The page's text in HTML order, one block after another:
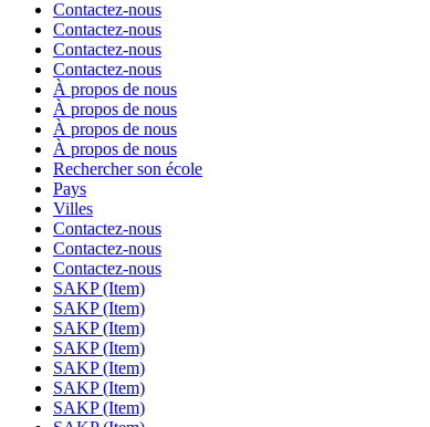
Contactez-nous
Contactez-nous
Contactez-nous
Contactez-nous
À propos de nous
À propos de nous
À propos de nous
À propos de nous
Rechercher son école
Pays
Villes
Contactez-nous
Contactez-nous
Contactez-nous
SAKP (Item)
SAKP (Item)
SAKP (Item)
SAKP (Item)
SAKP (Item)
SAKP (Item)
SAKP (Item)